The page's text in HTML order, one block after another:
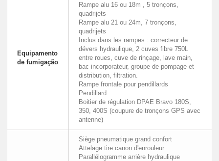
Equipamento
de fumigação
Rampe alu 16 ou 18m , 5 tronçons,
quadrijets
Rampe alu 21 ou 24m, 7 tronçons,
quadrijets
Inclus dans les rampes : correcteur de
dévers hydraulique, 2 cuves fibre 750L
entre roues, cuve de rinçage, lave main,
bac incorporateur, groupe de pompage et
distribution, filtration.
Rampe frontale pour pendillards
Pendillard
Boitier de régulation DPAE Bravo 180S,
350, 400S (coupure de tronçons GPS avec
antenne)
Siège pneumatique grand confort
Attelage tire canon d'enrouleur
Parallélogramme arrière hydraulique